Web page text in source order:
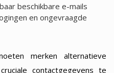
beschikbare e-mails
en ongevraagde
merken alternatieve
contactgegevens te